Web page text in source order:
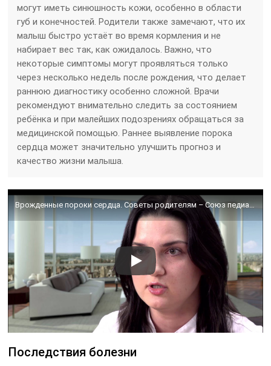
могут иметь синюшность кожи, особенно в области
губ и конечностей. Родители также замечают, что их
малыш быстро устаёт во время кормления и не
набирает вес так, как ожидалось. Важно, что
некоторые симптомы могут проявляться только
через несколько недель после рождения, что делает
раннюю диагностику особенно сложной. Врачи
рекомендуют внимательно следить за состоянием
ребёнка и при малейших подозрениях обращаться за
медицинской помощью. Раннее выявление порока
сердца может значительно улучшить прогноз и
качество жизни малыша.
Врожденные пороки сердца. Советы родителям – Союз педиатров России.
Последствия болезни